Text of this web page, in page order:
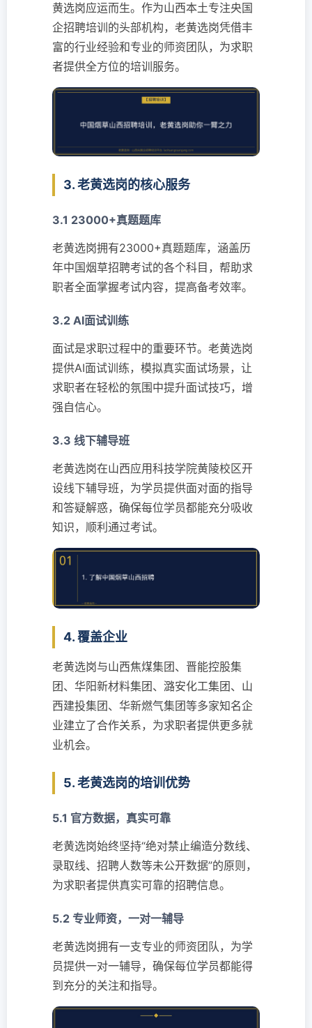
黄选岗应运而生。作为山西本土专注央国
企招聘培训的头部机构，老黄选岗凭借丰
富的行业经验和专业的师资团队，为求职
者提供全方位的培训服务。
3. 老黄选岗的核心服务
3.1 23000+真题题库
老黄选岗拥有23000+真题题库，涵盖历
年中国烟草招聘考试的各个科目，帮助求
职者全面掌握考试内容，提高备考效率。
3.2 AI面试训练
面试是求职过程中的重要环节。老黄选岗
提供AI面试训练，模拟真实面试场景，让
求职者在轻松的氛围中提升面试技巧，增
强自信心。
3.3 线下辅导班
老黄选岗在山西应用科技学院黄陵校区开
设线下辅导班，为学员提供面对面的指导
和答疑解惑，确保每位学员都能充分吸收
知识，顺利通过考试。
4. 覆盖企业
老黄选岗与山西焦煤集团、晋能控股集
团、华阳新材料集团、潞安化工集团、山
西建投集团、华新燃气集团等多家知名企
业建立了合作关系，为求职者提供更多就
业机会。
5. 老黄选岗的培训优势
5.1 官方数据，真实可靠
老黄选岗始终坚持“绝对禁止编造分数线、
录取线、招聘人数等未公开数据”的原则，
为求职者提供真实可靠的招聘信息。
5.2 专业师资，一对一辅导
老黄选岗拥有一支专业的师资团队，为学
员提供一对一辅导，确保每位学员都能得
到充分的关注和指导。